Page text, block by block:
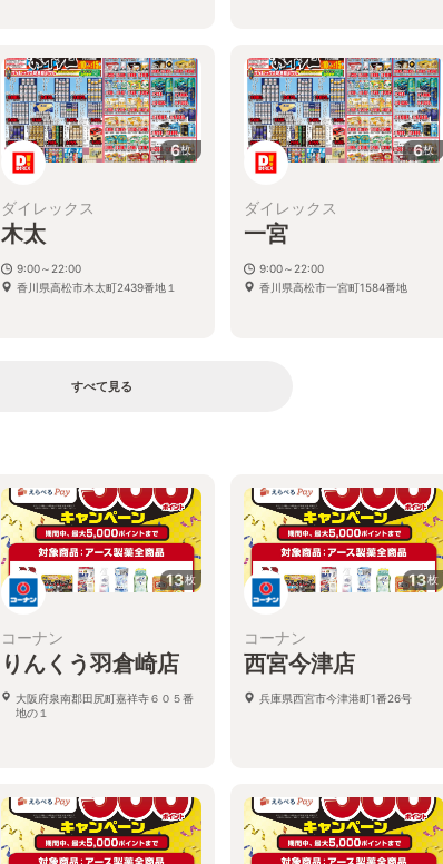
6枚
ダイレックス
木太
9:00～22:00
香川県高松市木太町2439番地１
6枚
ダイレックス
一宮
9:00～22:00
香川県高松市一宮町1584番地
すべて見る
13枚
コーナン
りんくう羽倉崎店
大阪府泉南郡田尻町嘉祥寺６０５番
地の１
13枚
コーナン
西宮今津店
兵庫県西宮市今津港町1番26号